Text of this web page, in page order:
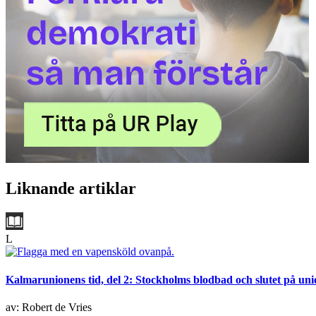
Liknande artiklar
L
Kalmarunionens tid, del 2: Stockholms blodbad och slutet på
av: Robert de Vries